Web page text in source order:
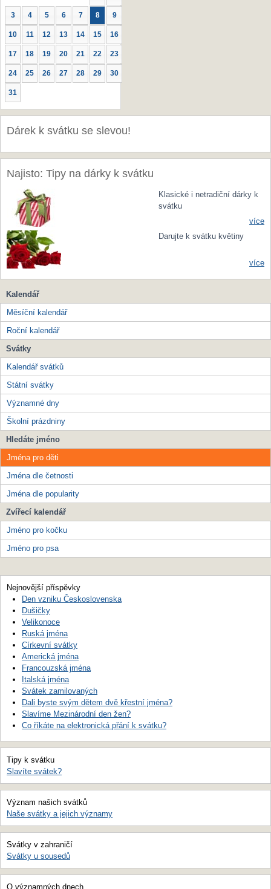
3 4 5 6 7 8 9
10 11 12 13 14 15 16
17 18 19 20 21 22 23
24 25 26 27 28 29 30
31
Dárek k svátku se slevou!
Najisto: Tipy na dárky k svátku
Klasické i netradiční dárky k
svátku
více
Darujte k svátku květiny
více
Kalendář
Měsíční kalendář
Roční kalendář
Svátky
Kalendář svátků
Státní svátky
Významné dny
Školní prázdniny
Hledáte jméno
Jména pro děti
Jména dle četnosti
Jména dle popularity
Zvířecí kalendář
Jméno pro kočku
Jméno pro psa
Nejnovější příspěvky
Den vzniku Československa
Dušičky
Velikonoce
Ruská jména
Církevní svátky
Americká jména
Francouzská jména
Italská jména
Svátek zamilovaných
Dali byste svým dětem dvě křestní jména?
Slavíme Mezinárodní den žen?
Co říkáte na elektronická přání k svátku?
Tipy k svátku
Slavíte svátek?
Význam našich svátků
Naše svátky a jejich významy
Svátky v zahraničí
Svátky u sousedů
O významných dnech